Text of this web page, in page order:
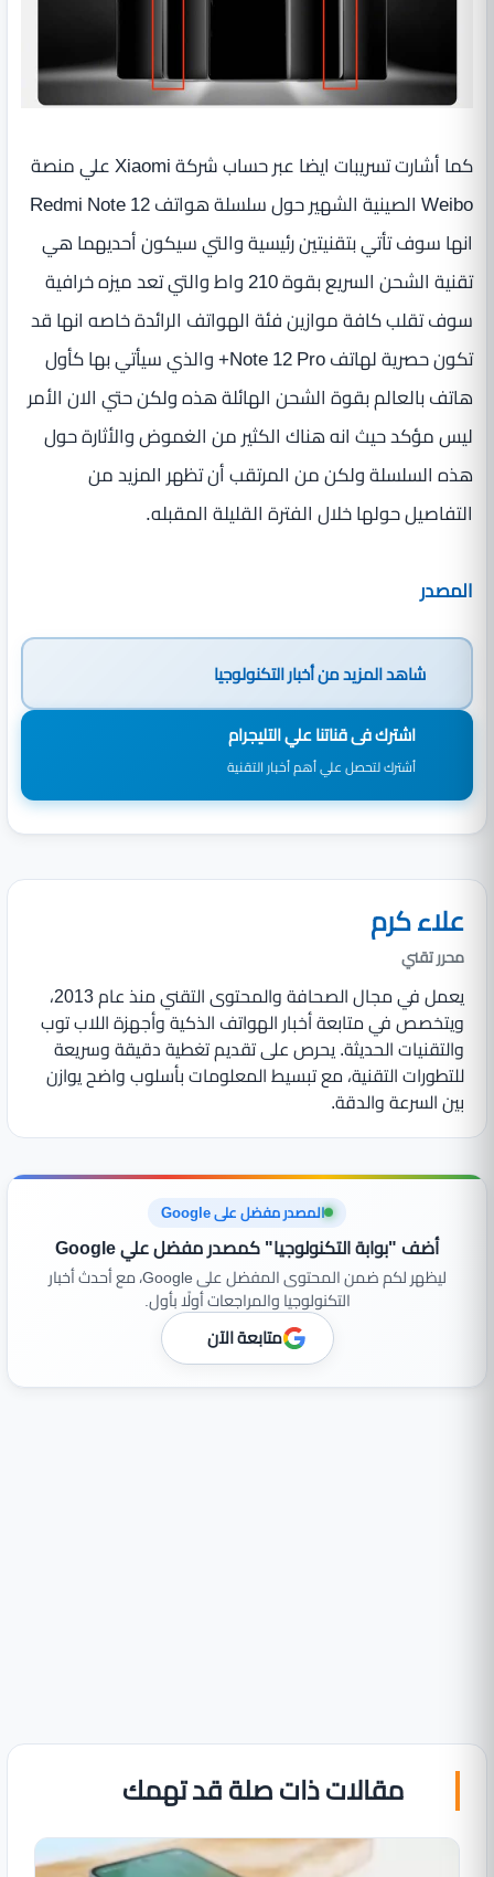
كما أشارت تسريبات ايضا عبر حساب شركة Xiaomi علي منصة
Weibo الصينية الشهير حول سلسلة هواتف Redmi Note 12
انها سوف تأتي بتقنيتين رئيسية والتي سيكون أحديهما هي
تقنية الشحن السريع بقوة 210 واط والتي تعد ميزه خرافية
سوف تقلب كافة موازين فئة الهواتف الرائدة خاصه انها قد
تكون حصرية لهاتف Note 12 Pro+ والذي سيأتي بها كأول
هاتف بالعالم بقوة الشحن الهائلة هذه ولكن حتي الان الأمر
ليس مؤكد حيث انه هناك الكثير من الغموض والأثارة حول
هذه السلسلة ولكن من المرتقب أن تظهر المزيد من
التفاصيل حولها خلال الفترة القليلة المقبله.
المصدر
شاهد المزيد منأخبار التكنولوجيا
اشترك فى قناتنا علي التليجرام
أشترك لتحصل علي أهم أخبار التقنية
علاء كرم
محرر تقني
يعمل في مجال الصحافة والمحتوى التقني منذ عام 2013،
ويتخصص في متابعة أخبار الهواتف الذكية وأجهزة اللاب توب
والتقنيات الحديثة. يحرص على تقديم تغطية دقيقة وسريعة
للتطورات التقنية، مع تبسيط المعلومات بأسلوب واضح يوازن
بين السرعة والدقة.
المصدر مفضل على Google
أضف "بوابة التكنولوجيا" كمصدر مفضل علي Google
ليظهر لكم ضمن المحتوى المفضل على Google، مع أحدث أخبار
التكنولوجيا والمراجعات أولًا بأول.
متابعة الآن
مقالات ذات صلة قد تهمك